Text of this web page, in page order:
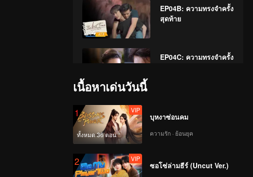
EP04B: ความทรงจำครั้ง
สุดท้าย
EP04C: ความทรงจำครั้ง
สุดท้าย
สุดท้าย
เนื้อหาเด่นวันนี้
1
ทั้งหมด 36 ตอน
VIP
บุหงาซ่อนคม
ความรัก · ย้อนยุค
2 VIP
ซอโซ่ล่ามธีร์ (Uncut Ver.)